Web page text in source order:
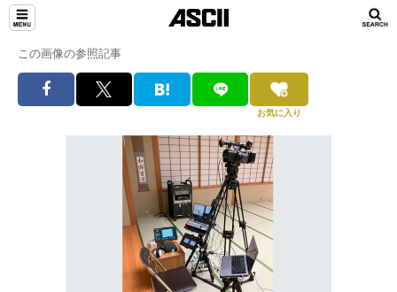
この画像の参照記事
お気に入り